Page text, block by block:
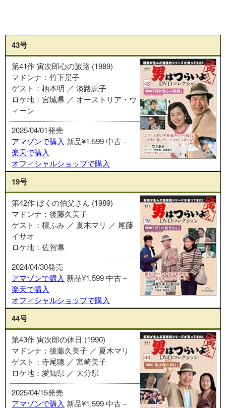
43号
第41作 寅次郎心の旅路 (1989)
マドンナ：竹下景子
ゲスト：柄本明 ／ 淡路恵子
ロケ地：宮城県 ／ オーストリア・ウ
ィーン
2025/04/01発売
アマゾンで購入 新品¥1,599中古－
楽天で購入
オフィシャルショップで購入
19号
第42作 ぼくの伯父さん (1989)
マドンナ：後藤久美子
ゲスト：檀ふみ ／ 夏木マリ ／ 尾藤
イサオ
ロケ地：佐賀県
2024/04/30発売
アマゾンで購入 新品¥1,599中古－
楽天で購入
オフィシャルショップで購入
44号
第43作 寅次郎の休日 (1990)
マドンナ：後藤久美子 ／ 夏木マリ
ゲスト：寺尾聰 ／ 宮崎美子
ロケ地：愛知県 ／ 大分県
2025/04/15発売
アマゾンで購入 新品¥1,599中古－